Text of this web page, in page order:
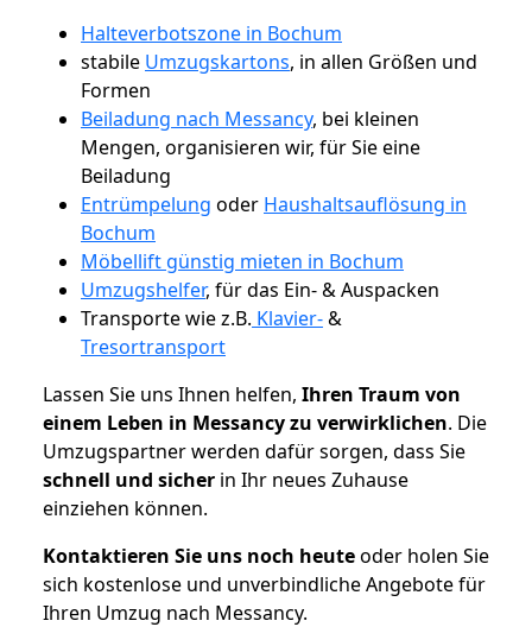
Halteverbotszone in Bochum
stabile Umzugskartons, in allen Größen und
Formen
Beiladung nach Messancy, bei kleinen
Mengen, organisieren wir, für Sie eine
Beiladung
Entrümpelung oder Haushaltsauflösung in
Bochum
Möbellift günstig mieten in Bochum
Umzugshelfer, für das Ein- & Auspacken
Transporte wie z.B. Klavier-&
Tresortransport
Lassen Sie uns Ihnen helfen, Ihren Traum von
einem Leben in Messancy zu verwirklichen. Die
Umzugspartner werden dafür sorgen, dass Sie
schnell und sicher in Ihr neues Zuhause
einziehen können.
Kontaktieren Sie uns noch heuteoder holen Sie
sich kostenlose und unverbindliche Angebote für
Ihren Umzug nach Messancy.